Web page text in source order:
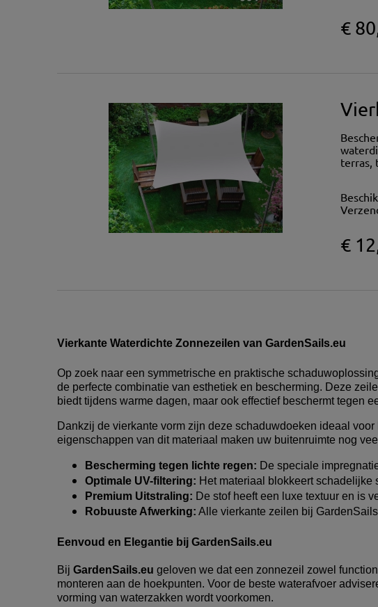
€
terras,
€
Vierkante Waterdichte Zonnezeilen van GardenSails.eu
Op zoek naar een symmetrische en praktische
de perfecte combinatie van esthetiek en bescherming. Deze
biedt tijdens warme dagen, maar ook effectief beschermt tegen
Dankzij de vierkante vorm zijn deze schaduwdoeken ideaal
eigenschappen van dit materiaal maken uw buitenruimte nog
Bescherming tegen lichte regen: De speciale
Optimale UV-filtering: Het materiaal blokkeert
Premium Uitstraling: De stof heeft een luxe textuur en is
Robuuste Afwerking: Alle vierkante zeilen bij
Eenvoud en Elegantie bij GardenSails.eu
Bij GardenSails.eu geloven we dat een zonnezeil zowel
monteren aan de hoekpunten. Voor de beste waterafvoer
vorming van waterzakken wordt voorkomen.